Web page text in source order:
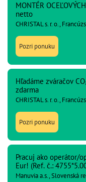
MONTÉR
netto
CHRISTAL s. r. o.,
Pozri ponuku
Hľadáme zváračov
zdarma
CHRISTAL s. r. o.,
Pozri ponuku
Pracuj ako operátor/operátorka výroby v Skalici. Plat do 1150
Eur! (Ref. č.:
Manuvia a.s., Slovenská